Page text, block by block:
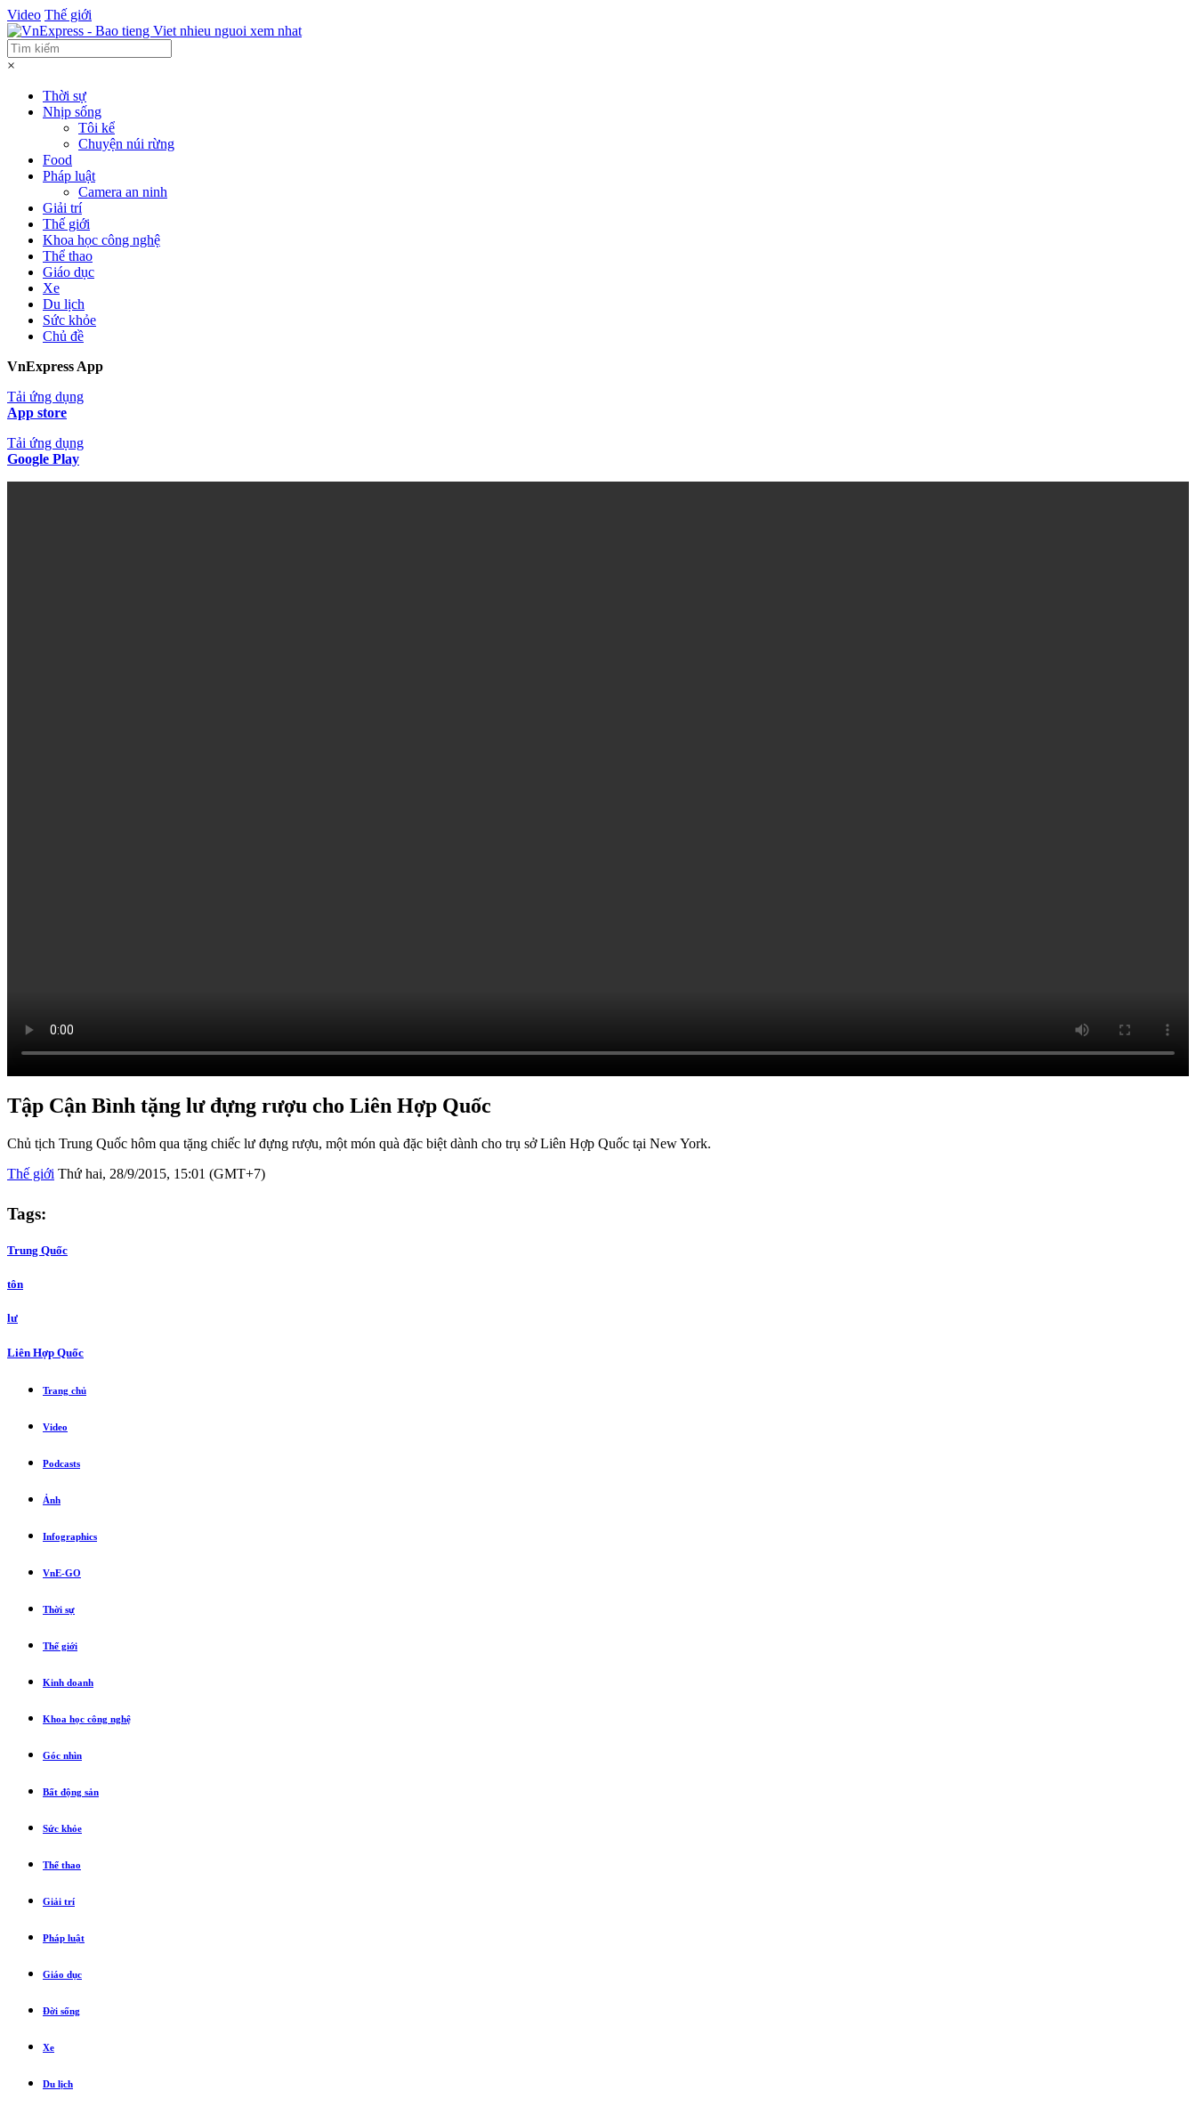
Video Thế giới
×
Thời sự
Nhịp sống
Tôi kể
Chuyện núi rừng
Food
Pháp luật
Camera an ninh
Giải trí
Thế giới
Khoa học công nghệ
Thể thao
Giáo dục
Xe
Du lịch
Sức khỏe
Chủ đề
VnExpress App
Tải ứng dụng
App store
Tải ứng dụng
Google Play
Tập Cận Bình tặng lư đựng rượu cho Liên Hợp Quốc
Chủ tịch Trung Quốc hôm qua tặng chiếc lư đựng rượu, một món quà đặc biệt dành cho trụ sở Liên Hợp Quốc tại New York.
Thế giới Thứ hai, 28/9/2015, 15:01 (GMT+7)
Tags:
Trung Quốc
tôn
lư
Liên Hợp Quốc
Trang chủ
Video
Podcasts
Ảnh
Infographics
VnE-GO
Thời sự
Thế giới
Kinh doanh
Khoa học công nghệ
Góc nhìn
Bất động sản
Sức khỏe
Thể thao
Giải trí
Pháp luật
Giáo dục
Đời sống
Xe
Du lịch